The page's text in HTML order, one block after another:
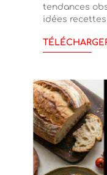
tendances
idées recettes